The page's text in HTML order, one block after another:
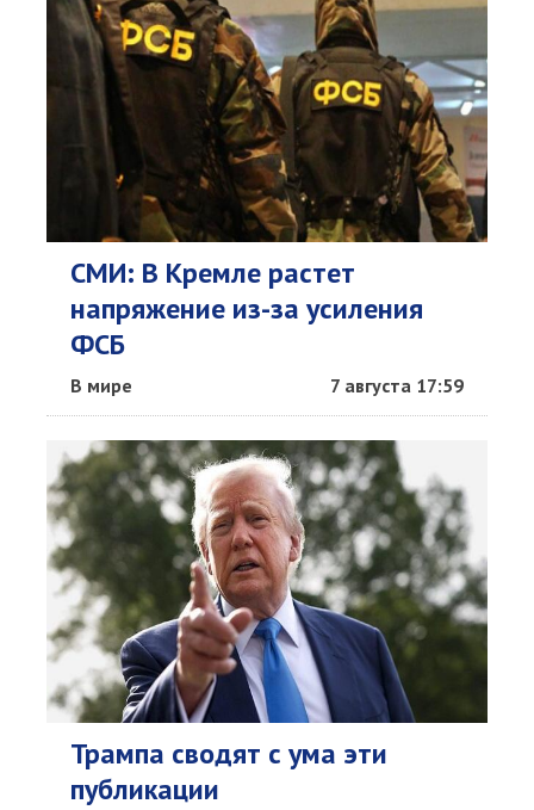
СМИ: В Кремле растет
напряжение из-за усиления
ФСБ
В мире 7 августа 17:59
Трампа сводят с ума эти
публикации